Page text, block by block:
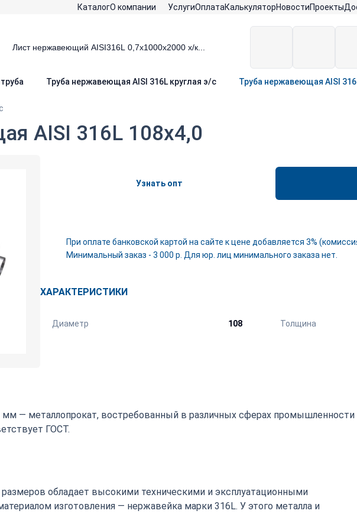
КаталогО компании УслугиОплатаКалькуляторНовостиПроекты
Труба нержавеющая AISI 316L круглая э/с Труба нержавеющая AISI
AISI 316L 108х4,0
Узнать опт
При оплате банковской картой на сайте к цене добавляется 3%
Минимальный заказ - 3 000 р. Для юр. лиц минимального заказа нет.
ХАРАКТЕРИСТИКИ
Диаметр 108 Толщина
— металлопрокат, востребованный в различных сферах промышленности
ГОСТ.
обладает высокими техническими и эксплуатационными
изготовления — нержавейка марки 316L. У этого металла и